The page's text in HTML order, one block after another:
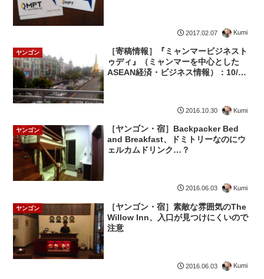
2017.02.07 Kumi
ヤンゴン
［寄稿情報］『ミャンマービジネスト
ゥディ』（ミャンマーを中心とした
ASEAN経済・ビジネス情報）：10/30
2016.10.30 Kumi
ヤンゴン
［ヤンゴン・宿］Backpacker Bed
and Breakfast、ドミトリーなのにウ
ェルカムドリンク…？
2016.06.03 Kumi
ヤンゴン
［ヤンゴン・宿］素敵な雰囲気のThe
Willow Inn、入口が見つけにくいので
注意
2016.06.03 Kumi